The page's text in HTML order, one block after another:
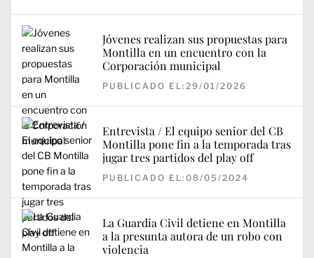
Jóvenes realizan sus propuestas para
Montilla en un encuentro con la
Corporación municipal
PUBLICADO EL:29/01/2026
Entrevista / El equipo senior del CB
Montilla pone fin a la temporada tras
jugar tres partidos del play off
PUBLICADO EL:08/05/2024
La Guardia Civil detiene en Montilla
a la presunta autora de un robo con
violencia